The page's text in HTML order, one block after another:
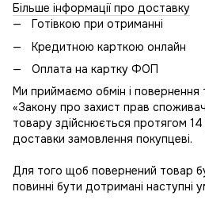
Більше інформації про доставку
Готівкою при отриманні
Кредитною карткою онлайн
Оплата на картку ФОП
Ми приймаємо обмін і повернення
«Закону про захист прав
товару здійснюється протягом
доставки замовлення покупцеві.
Для того щоб повернений товар
повинні бути дотримані наступні